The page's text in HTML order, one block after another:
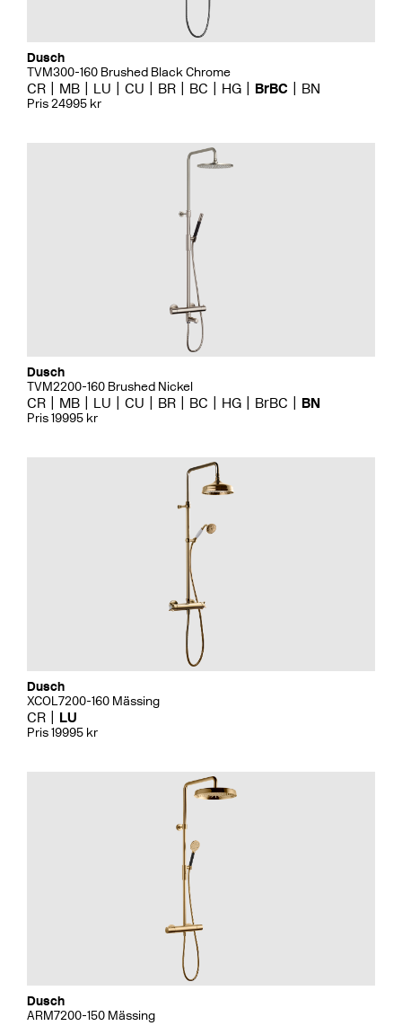
Dusch
TVM300-160 Brushed Black Chrome
CR MB LU CU BR BC HG BrBC BN
Pris 24995 kr
Dusch
TVM2200-160 Brushed Nickel
CR MB LU CU BR BC HG BrBC BN
Pris 19995 kr
Dusch
XCOL7200-160 Mässing
CR LU
Pris 19995 kr
Dusch
ARM7200-150 Mässing